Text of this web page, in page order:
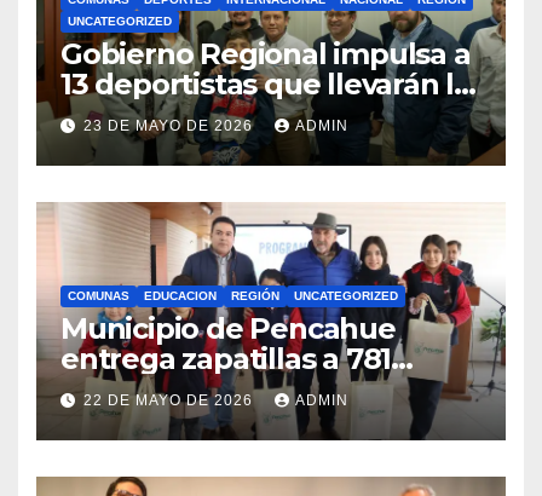
UNCATEGORIZED
Gobierno Regional impulsa a
13 deportistas que llevarán la
bandera maulina a
competencias
internacionales
23 DE MAYO DE 2026 ADMIN
COMUNAS EDUCACION REGIÓN UNCATEGORIZED
Municipio de Pencahue
entrega zapatillas a 781
estudiantes con recursos del
Royalty Minero
22 DE MAYO DE 2026 ADMIN